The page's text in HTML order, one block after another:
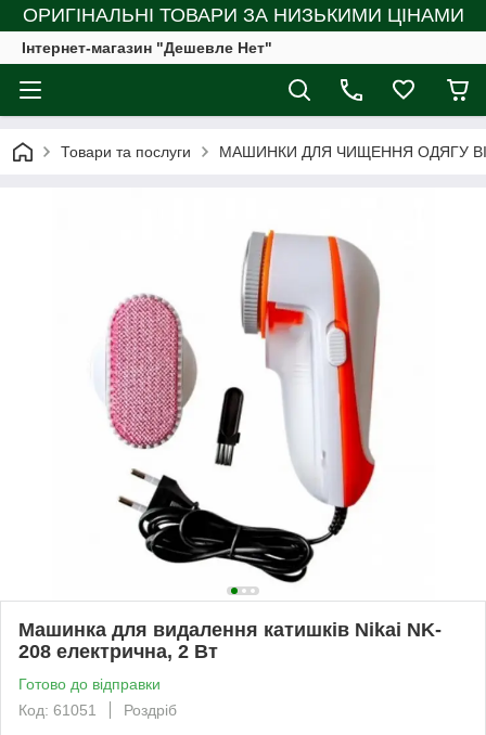
ОРИГІНАЛЬНІ ТОВАРИ ЗА НИЗЬКИМИ ЦІНАМИ
Інтернет-магазин "Дешевле Нет"
Товари та послуги МАШИНКИ ДЛЯ ЧИЩЕННЯ ОДЯГУ
Машинка для видалення катишків Nikai NK-
208 електрична, 2 Вт
Готово до відправки
Код: 61051
Роздріб